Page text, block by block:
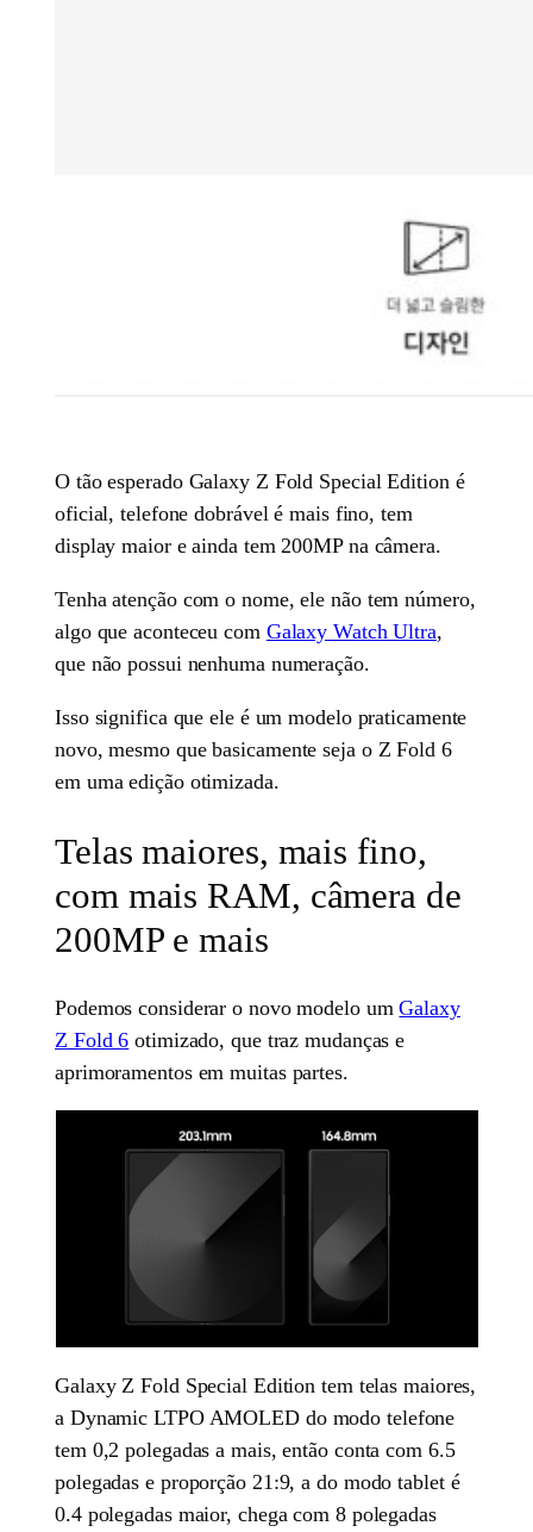
O tão esperado Galaxy Z Fold Special Edition é
oficial, telefone dobrável é mais fino, tem
display maior e ainda tem 200MP na câmera.
Tenha atenção com o nome, ele não tem número,
algo que aconteceu com Galaxy Watch Ultra,
que não possui nenhuma numeração.
Isso significa que ele é um modelo praticamente
novo, mesmo que basicamente seja o Z Fold 6
em uma edição otimizada.
Telas maiores, mais fino,
com mais RAM, câmera de
200MP e mais
Podemos considerar o novo modelo umGalaxy
Z Fold 6 otimizado, que traz mudanças e
aprimoramentos em muitas partes.
Galaxy Z Fold Special Edition tem telas maiores,
a Dynamic LTPO AMOLED do modo telefone
tem 0,2 polegadas a mais, então conta com 6.5
polegadas e proporção 21:9, a do modo tablet é
0.4 polegadas maior, chega com 8 polegadas